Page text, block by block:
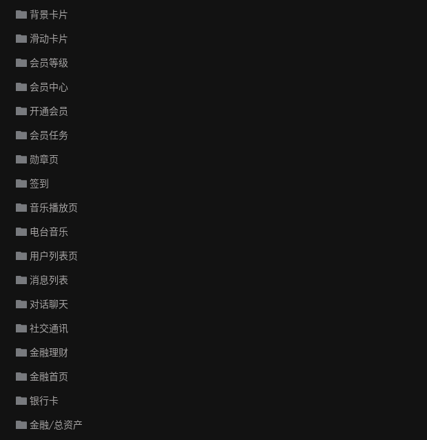
背景卡片
滑动卡片
会员等级
会员中心
开通会员
会员任务
勋章页
签到
音乐播放页
电台音乐
用户列表页
消息列表
对话聊天
社交通讯
金融理财
金融首页
银行卡
金融/总资产